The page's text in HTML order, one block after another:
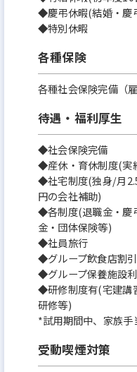
◆慶弔休暇(結婚・慶
◆特別休暇
各種保険
各種社会保険完備（
待遇・福利厚生
◆社会保険完備
◆産休・育休制度(実
◆社宅制度(独身/月
円の会社補助)
◆各制度(退職金・慶
金・団体保険等)
◆社員旅行
◆グループ飲食店割
◆グループ保養施設
◆研修制度有(宅建講
研修等)
*試用期間中、家族
受動喫煙対策